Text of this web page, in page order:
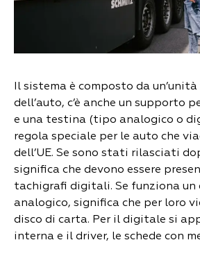
Il sistema è composto da
dell’auto, c’è anche un supporto
e una testina (tipo analogico o
regola speciale per le auto che
dell’UE. Se sono stati rilasciati
significa che devono essere
tachigrafi digitali. Se funziona
analogico, significa che per loro
disco di carta. Per il digitale si
interna e il driver, le schede con